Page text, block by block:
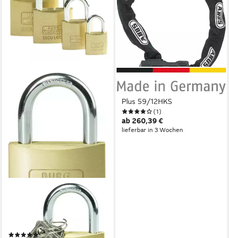
BURG WÄCHTER
Vorhängeschloss Burg
Wächter Vorhängeschloss
Secu-Look 405 50 SB
(1)
Kettenschloss Granit Extreme
Plus 59/12HKS
(1)
ab 260,39 €
lieferbar in 3 Wochen